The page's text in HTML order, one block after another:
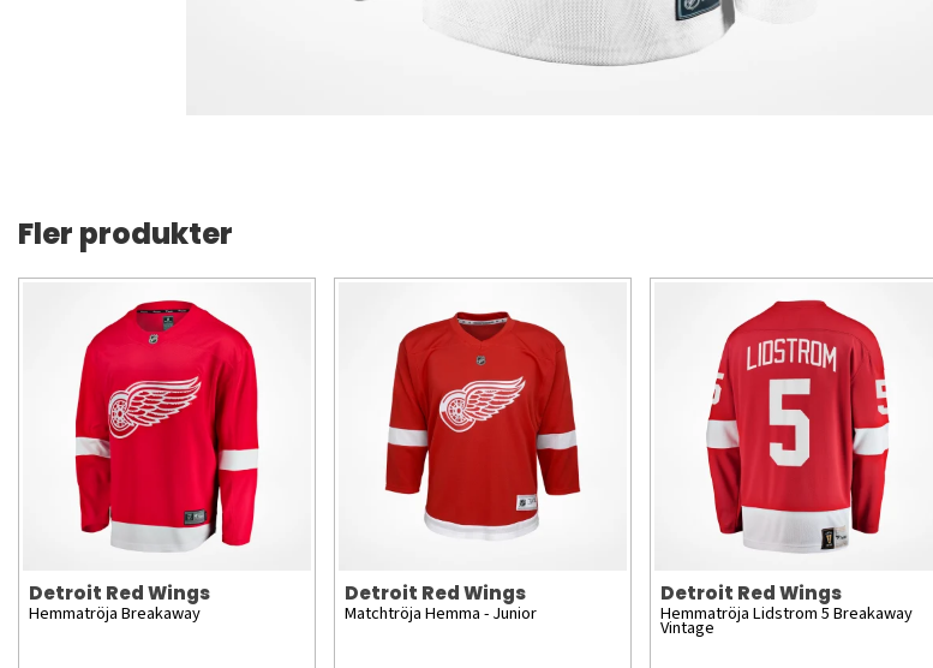
Fler produkter
Detroit Red Wings
Hemmatröja Breakaway
Detroit Red Wings
Matchtröja Hemma - Junior
Detroit Red Wings
Hemmatröja Lidstrom 5 Breakaway
Vintage